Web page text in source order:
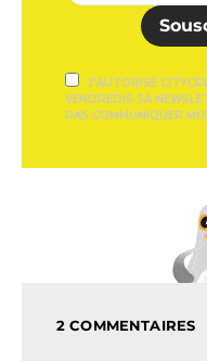
J'AUTORISE
VENDREDIS SA
PAS COMMUNIQUER
2 COMMENTAIRES